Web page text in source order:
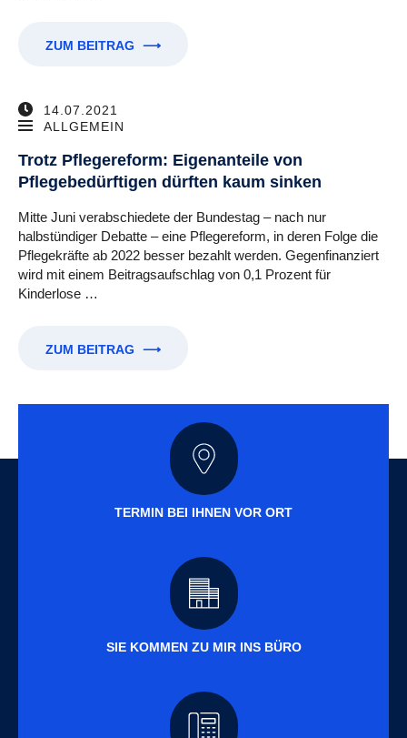
ZUM BEITRAG ⟶
14.07.2021
ALLGEMEIN
Trotz Pflegereform: Eigenanteile von
Pflegebedürftigen dürften kaum sinken
Mitte Juni verabschiedete der Bundestag – nach nur
halbstündiger Debatte – eine Pflegereform, in deren Folge die
Pflegekräfte ab 2022 besser bezahlt werden. Gegenfinanziert
wird mit einem Beitragsaufschlag von 0,1 Prozent für
Kinderlose …
ZUM BEITRAG ⟶
TERMIN BEI IHNEN VOR ORT
SIE KOMMEN ZU MIR INS BÜRO